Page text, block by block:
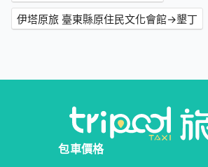
伊塔原旅 臺東縣原住民文化會館→墾丁
包車價格